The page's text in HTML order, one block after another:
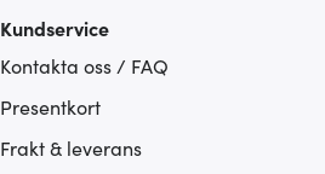
Kundservice
Kontakta oss / FAQ
Presentkort
Frakt & leverans